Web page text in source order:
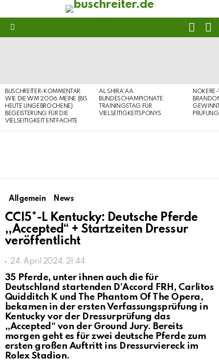
BUSCHREITER-KOMMENTAR:
WIE DIE WM 2006 MEINE (BIS
HEUTE UNGEBROCHENE)
BEGEISTERUNG FÜR DIE
VIELSEITIGKEIT ENTFACHTE
AL SHIRA’AA
BUNDESCHAMPIONATE:
TRAININGSTAG FÜR
VIELSEITIGKEITSPONYS
PRÜFUNG
Allgemein News
CCI5*-L Kentucky: Deutsche Pferde
,,Accepted“ + Startzeiten Dressur
veröffentlicht
24. April 2024, 21:44
35 Pferde, unter ihnen auch die für
Deutschland startenden D’Accord FRH, Carlitos
Quidditch K und The Phantom Of The Opera,
bekamen in der ersten Verfassungsprüfung in
Kentucky vor der Dressurprüfung das
,,Accepted“ von der Ground Jury. Bereits
morgen geht es für zwei deutsche Pferde zum
ersten großen Auftritt ins Dressurviereck im
Rolex Stadion.